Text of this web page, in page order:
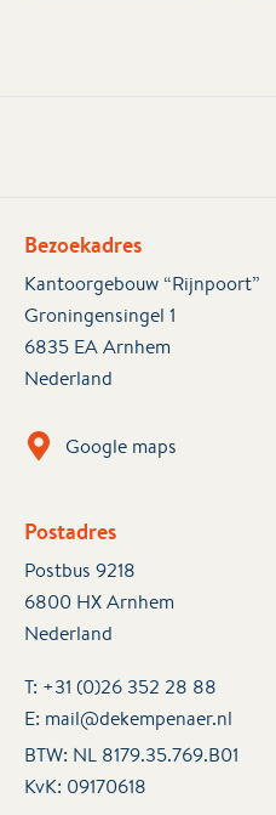
Bezoekadres
Kantoorgebouw “Rijnpoort”
Groningensingel 1
6835 EA Arnhem
Nederland
Google maps
Postadres
Postbus 9218
6800 HX Arnhem
Nederland
T: +31 (0)26 352 28 88
E: mail@dekempenaer.nl
BTW: NL 8179.35.769.B01
KvK: 09170618